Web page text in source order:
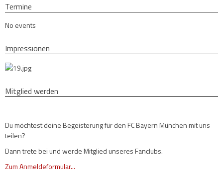
Termine
No events
Impressionen
Mitglied werden
Du möchtest deine Begeisterung für den FC Bayern München mit uns
teilen?
Dann trete bei und werde Mitglied unseres Fanclubs.
Zum Anmeldeformular...